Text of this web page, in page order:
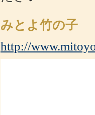
みとよ竹の子
http://